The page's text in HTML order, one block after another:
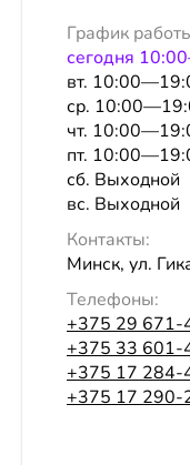
График
сeгодня
вт.
ср.
чт.
пт.
сб. Выходной
вс. Выходной
Контакты:
Минск, ул.
Телефоны:
+375 29 671-
+375 33 601-
+375 17 284-
+375 17 290-